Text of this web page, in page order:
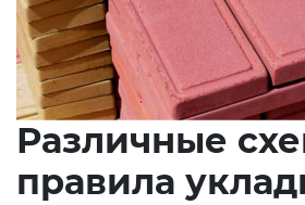
Различные
правила